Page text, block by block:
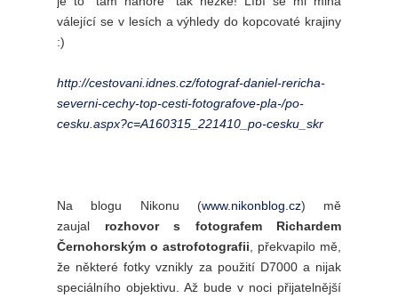
válející se v lesích a výhledy do kopcovaté krajiny
:)
http://cestovani.idnes.cz/fotograf-daniel-rericha-
severni-cechy-top-cesti-fotografove-pla-/po-
cesku.aspx?c=A160315_221410_po-cesku_skr
Na blogu Nikonu (www.nikonblog.cz) mě
zaujal rozhovor s fotografem Richardem
Černohorským o astrofotografii , překvapilo mě,
že některé fotky vznikly za použití D7000 a nijak
speciálního objektivu. Až bude v noci přijatelnější